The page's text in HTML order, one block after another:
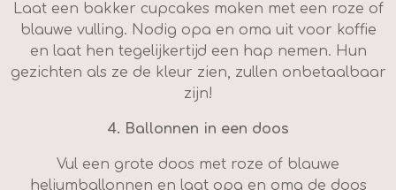
Laat een bakker cupcakes maken met een roze of
blauwe vulling. Nodig opa en oma uit voor koffie
en laat hen tegelijkertijd een hap nemen. Hun
gezichten als ze de kleur zien, zullen onbetaalbaar
zijn!
4. Ballonnen in een doos
Vul een grote doos met roze of blauwe
heliumballonnen en laat opa en oma de doos